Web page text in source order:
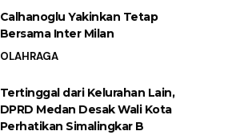
Calhanoglu Yakinkan Tetap
Bersama Inter Milan
OLAHRAGA
Tertinggal dari Kelurahan Lain,
DPRD Medan Desak Wali Kota
Perhatikan Simalingkar B